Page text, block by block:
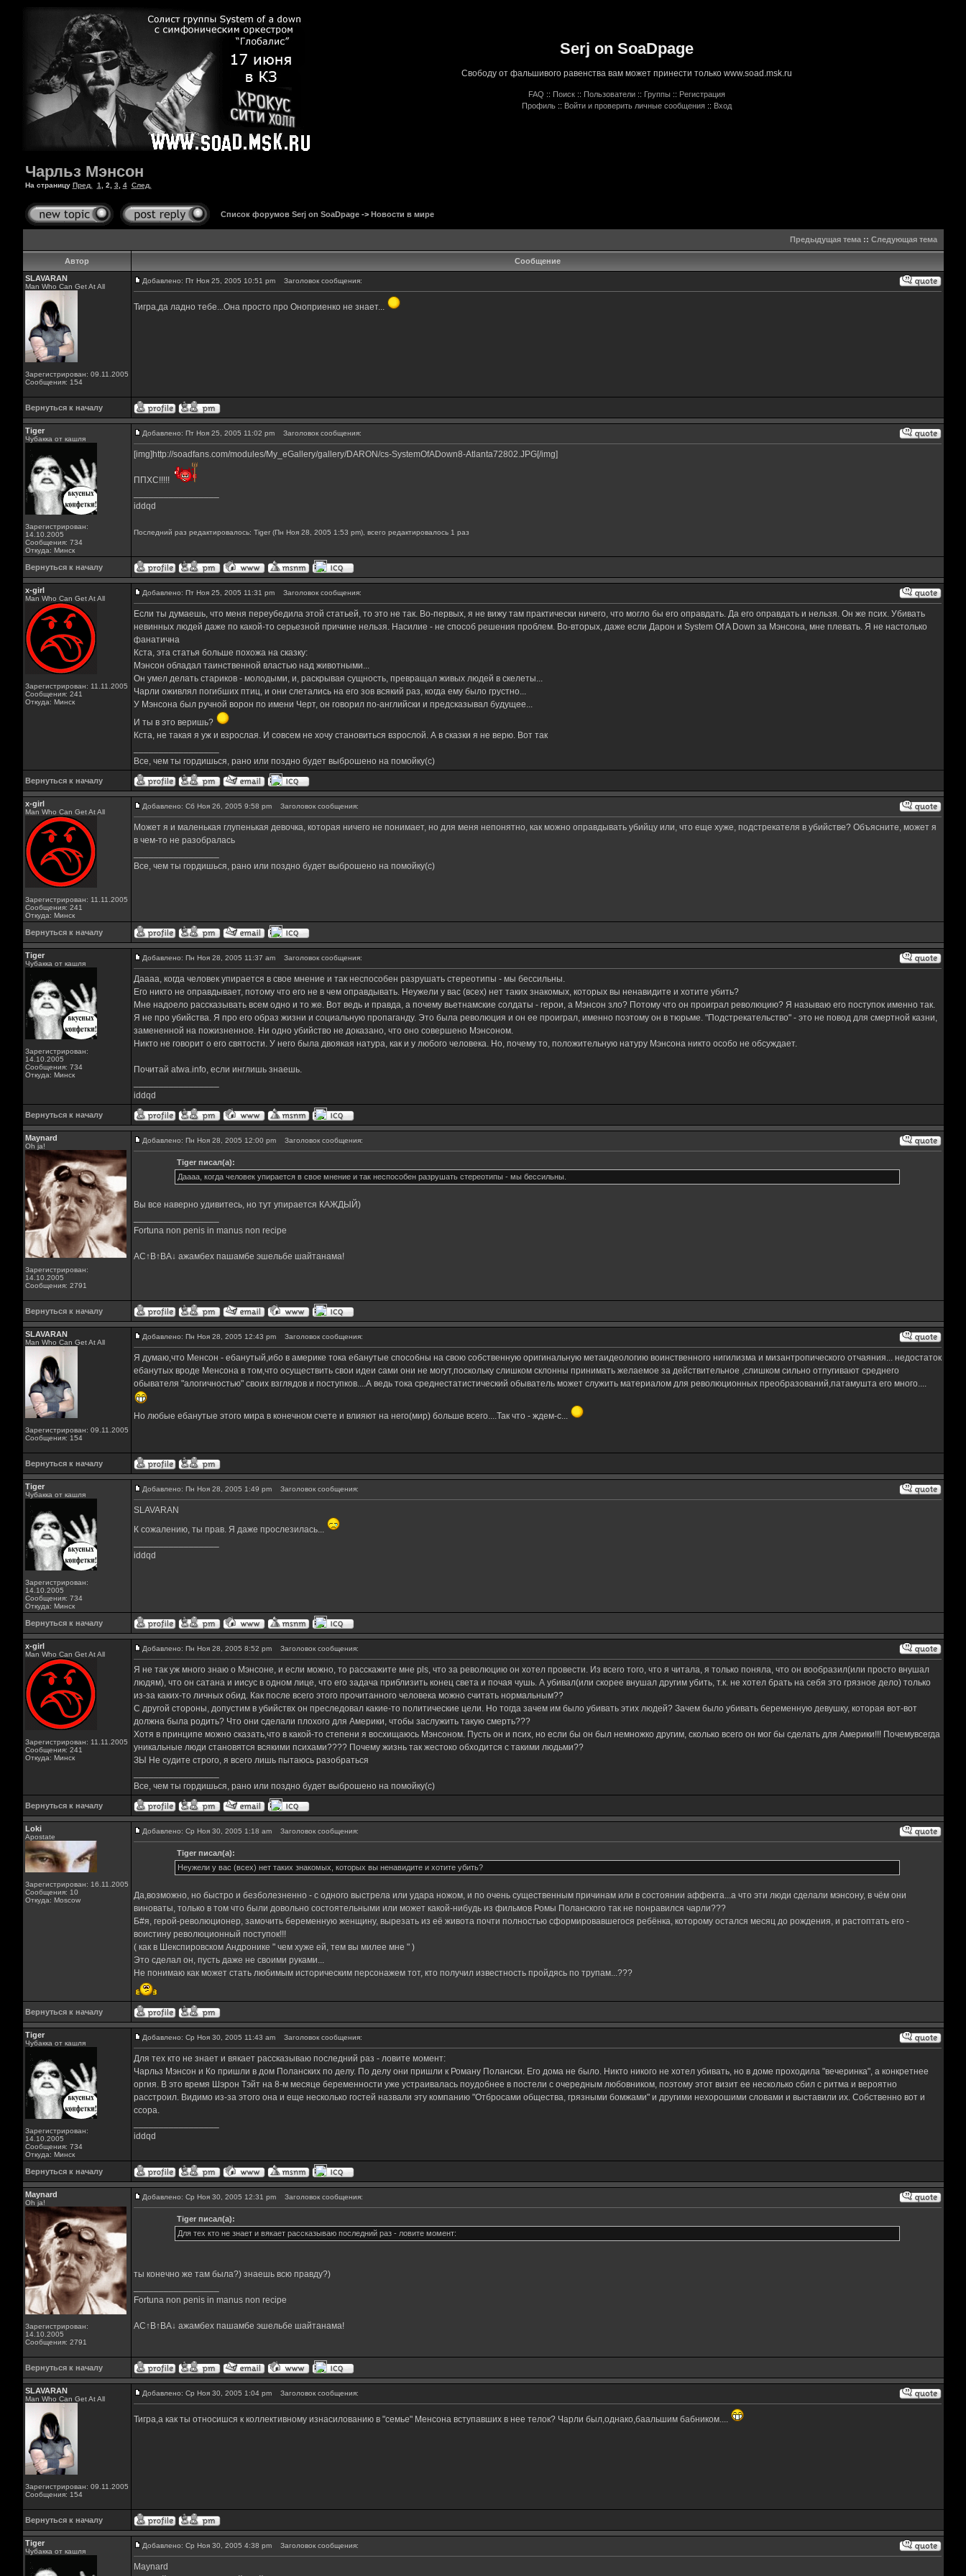
Serj on SoaDpage
Свободу от фальшивого равенства вам может принести только www.soad.msk.ru
FAQ :: Поиск :: Пользователи :: Группы :: Регистрация
Профиль :: Войти и проверить личные сообщения :: Вход
Чарльз Мэнсон
На страницу Пред. 1 2 3 4 След.
Список форумов Serj on SoaDpage-> Новости в мире
Предыдущая тема:: Следующая тема
Автор
Сообщение
SLAVARAN
Man Who Can Get At All
Зарегистрирован: 09.11.2005
Сообщения: 154
Добавлено: Пт Ноя 25, 2005 10:51 pm Заголовок сообщения:
Тигра,да ладно тебе...Она просто про Оноприенко не знает...
Вернуться к началу
Tiger
Чубакка от кашля
Зарегистрирован:
14.10.2005
Сообщения: 734
Откуда: Минск
Добавлено: Пт Ноя 25, 2005 11:02 pm Заголовок сообщения:
[img]http://soadfans.com/modules/My_eGallery/gallery/DARON/cs-SystemOfADown8-Atlanta72802.JPG[/img]
ППХС!!!!!
iddqd
Последний раз редактировалось: Tiger (Пн Ноя 28, 2005 1:53 pm), всего редактировалось 1 раз
Вернуться к началу
x-girl
Man Who Can Get At All
Зарегистрирован: 11.11.2005
Сообщения: 241
Откуда: Минск
Добавлено: Пт Ноя 25, 2005 11:31 pm Заголовок сообщения:
Если ты думаешь, что меня переубедила этой статьей, то это не так. Во-первых, я не вижу там практически ничего, что могло бы его оправдать. Да его оправдать и нельзя. Он же псих. Убивать
невинных людей даже по какой-то серьезной причине нельзя. Насилие - не способ решения проблем. Во-вторых, даже если Дарон и System Of A Down за Мэнсона, мне плевать. Я не настолько
фанатична
Кста, эта статья больше похожа на сказку:
Мэнсон обладал таинственной властью над животными...
Он умел делать стариков - молодыми, и, раскрывая сущность, превращал живых людей в скелеты...
Чарли оживлял погибших птиц, и они слетались на его зов всякий раз, когда ему было грустно...
У Мэнсона был ручной ворон по имени Черт, он говорил по-английски и предсказывал будущее...
И ты в это веришь?
Кста, не такая я уж и взрослая. И совсем не хочу становиться взрослой. А в сказки я не верю. Вот так
Все, чем ты гордишься, рано или поздно будет выброшено на помойку(с)
Вернуться к началу
x-girl
Man Who Can Get At All
Зарегистрирован: 11.11.2005
Сообщения: 241
Откуда: Минск
Добавлено: Сб Ноя 26, 2005 9:58 pm Заголовок сообщения:
Может я и маленькая глупенькая девочка, которая ничего не понимает, но для меня непонятно, как можно оправдывать убийцу или, что еще хуже, подстрекателя в убийстве? Объясните, может я
в чем-то не разобралась
Все, чем ты гордишься, рано или поздно будет выброшено на помойку(с)
Вернуться к началу
Tiger
Чубакка от кашля
Зарегистрирован:
14.10.2005
Сообщения: 734
Откуда: Минск
Добавлено: Пн Ноя 28, 2005 11:37 am Заголовок сообщения:
Даааа, когда человек упирается в свое мнение и так неспособен разрушать стереотипы - мы бессильны.
Его никто не оправдывает, потому что его не в чем оправдывать. Неужели у вас (всех) нет таких знакомых, которых вы ненавидите и хотите убить?
Мне надоело рассказывать всем одно и то же. Вот ведь и правда, а почему вьетнамские солдаты - герои, а Мэнсон зло? Потому что он проиграл революцию? Я называю его поступок именно так.
Я не про убийства. Я про его образ жизни и социальную пропаганду. Это была революция и он ее проиграл, именно поэтому он в тюрьме. "Подстрекательство" - это не повод для смертной казни,
замененной на пожизненное. Ни одно убийство не доказано, что оно совершено Мэнсоном.
Никто не говорит о его святости. У него была двоякая натура, как и у любого человека. Но, почему то, положительную натуру Мэнсона никто особо не обсуждает.
Почитай atwa.info, если инглишь знаешь.
iddqd
Вернуться к началу
Maynard
Oh ja!
Зарегистрирован:
14.10.2005
Сообщения: 2791
Добавлено: Пн Ноя 28, 2005 12:00 pm Заголовок сообщения:
Tiger писал(а):
Даааа, когда человек упирается в свое мнение и так неспособен разрушать стереотипы - мы бессильны.
Вы все наверно удивитесь, но тут упирается КАЖДЫЙ)
Fortuna non penis in manus non recipe
AC↑B↑BA↓ ажамбех пашамбе эшельбе шайтанама!
Вернуться к началу
SLAVARAN
Man Who Can Get At All
Зарегистрирован: 09.11.2005
Сообщения: 154
Добавлено: Пн Ноя 28, 2005 12:43 pm Заголовок сообщения:
Я думаю,что Менсон - ебанутый,ибо в америке тока ебанутые способны на свою собственную оригинальную метаидеологию воинственного нигилизма и мизантропического отчаяния... недостаток
ебанутых вроде Менсона в том,что осуществить свои идеи сами они не могут,поскольку слишком склонны принимать желаемое за действительное ,слишком сильно отпугивают среднего
обывателя "алогичностью" своих взглядов и поступков....А ведь тока среднестатистический обыватель может служить материалом для революционных преобразований,патамушта его много....
Но любые ебанутые этого мира в конечном счете и влияют на него(мир) больше всего....Так что - ждем-с...
Вернуться к началу
Tiger
Чубакка от кашля
Зарегистрирован:
14.10.2005
Сообщения: 734
Откуда: Минск
Добавлено: Пн Ноя 28, 2005 1:49 pm Заголовок сообщения:
SLAVARAN
К сожалению, ты прав. Я даже прослезилась...
iddqd
Вернуться к началу
x-girl
Man Who Can Get At All
Зарегистрирован: 11.11.2005
Сообщения: 241
Откуда: Минск
Добавлено: Пн Ноя 28, 2005 8:52 pm Заголовок сообщения:
Я не так уж много знаю о Мэнсоне, и если можно, то расскажите мне pls, что за революцию он хотел провести. Из всего того, что я читала, я только поняла, что он вообразил(или просто внушал
людям), что он сатана и иисус в одном лице, что его задача приблизить конец света и почая чушь. А убивал(или скорее внушал другим убить, т.к. не хотел брать на себя это грязное дело) только
из-за каких-то личных обид. Как после всего этого прочитанного человека можно считать нормальным??
С другой стороны, допустим в убийствх он преследовал какие-то политические цели. Но тогда зачем им было убивать этих людей? Зачем было убивать беременную девушку, которая вот-вот
должна была родить? Что они сделали плохого для Америки, чтобы заслужить такую смерть???
Хотя в принципе можно сказать,что в какой-то степени я восхищаюсь Мэнсоном. Пусть он и псих, но если бы он был немножко другим, сколько всего он мог бы сделать для Америки!!! Почемувсегда
уникальные люди становятся всякими психами???? Почему жизнь так жестоко обходится с такими людьми??
ЗЫ Не судите строго, я всего лишь пытаюсь разобраться
Все, чем ты гордишься, рано или поздно будет выброшено на помойку(с)
Вернуться к началу
Loki
Apostate
Зарегистрирован: 16.11.2005
Сообщения: 10
Откуда: Moscow
Добавлено: Ср Ноя 30, 2005 1:18 am Заголовок сообщения:
Tiger писал(а):
Неужели у вас (всех) нет таких знакомых, которых вы ненавидите и хотите убить?
Да,возможно, но быстро и безболезненно - с одного выстрела или удара ножом, и по очень существенным причинам или в состоянии аффекта...а что эти люди сделали мэнсону, в чём они
виноваты, только в том что были довольно состоятельными или может какой-нибудь из фильмов Ромы Поланского так не понравился чарли???
Б#я, герой-революционер, замочить беременную женщину, вырезать из её живота почти полностью сформировавшегося ребёнка, которому остался месяц до рождения, и растоптать его -
воистину революционный поступок!!!
( как в Шекспировском Андронике " чем хуже ей, тем вы милее мне " )
Это сделал он, пусть даже не своими руками...
Не понимаю как может стать любимым историческим персонажем тот, кто получил известность пройдясь по трупам...???
Вернуться к началу
Tiger
Чубакка от кашля
Зарегистрирован:
14.10.2005
Сообщения: 734
Откуда: Минск
Добавлено: Ср Ноя 30, 2005 11:43 am Заголовок сообщения:
Для тех кто не знает и вякает рассказываю последний раз - ловите момент:
Чарльз Мэнсон и Ко пришли в дом Поланских по делу. По делу они пришли к Роману Полански. Его дома не было. Никто никого не хотел убивать, но в доме проходила "вечеринка", а конкретнее
оргия. В это время Шэрон Тэйт на 8-м месяце беременности уже устраивалась поудобнее в постели с очередным любовником, поэтому этот визит ее несколько сбил с ритма и вероятно
расстроил. Видимо из-за этого она и еще несколько гостей назвали эту компанию "Отбросами общества, грязными бомжами" и другими нехорошими словами и выставили их. Собственно вот и
ссора.
iddqd
Вернуться к началу
Maynard
Oh ja!
Зарегистрирован:
14.10.2005
Сообщения: 2791
Добавлено: Ср Ноя 30, 2005 12:31 pm Заголовок сообщения:
Tiger писал(а):
Для тех кто не знает и вякает рассказываю последний раз - ловите момент:
ты конечно же там была?) знаешь всю правду?)
Fortuna non penis in manus non recipe
AC↑B↑BA↓ ажамбех пашамбе эшельбе шайтанама!
Вернуться к началу
SLAVARAN
Man Who Can Get At All
Зарегистрирован: 09.11.2005
Сообщения: 154
Добавлено: Ср Ноя 30, 2005 1:04 pm Заголовок сообщения:
Тигра,а как ты относишся к коллективному изнасилованию в "семье" Менсона вступавших в нее телок? Чарли был,однако,баальшим бабником....
Вернуться к началу
Tiger
Чубакка от кашля
Добавлено: Ср Ноя 30, 2005 4:38 pm Заголовок сообщения:
Maynard